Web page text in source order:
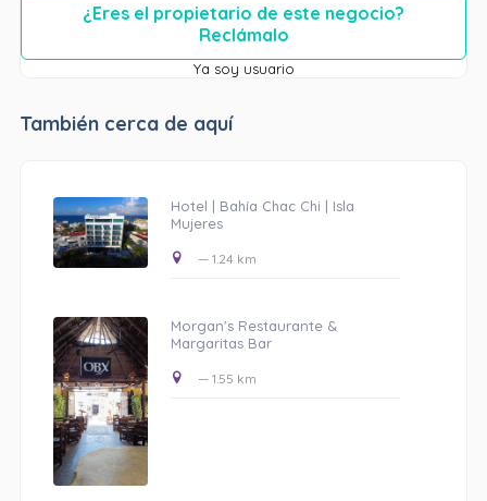
¿Eres el propietario de este negocio?
Reclámalo
Ya soy usuario
También cerca de aquí
Hotel | Bahía Chac Chi | Isla
Mujeres
— 1.24 km
Morgan's Restaurante &
Margaritas Bar
— 1.55 km